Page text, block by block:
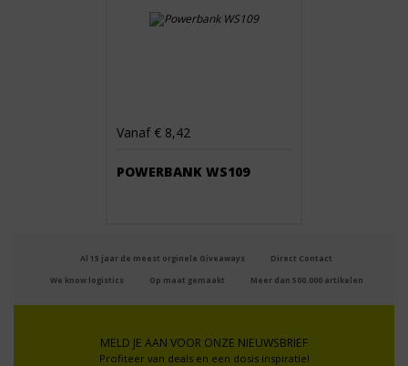
Vanaf € 8,42
POWERBANK WS109
Al 15 jaar de meest orginele Giveaways Direct Contact
We know logistics Op maat gemaakt Meer dan 500.000 artikelen
MELD JE AAN VOOR ONZE NIEUWSBRIEF
Profiteer van deals en een dosis inspiratie!